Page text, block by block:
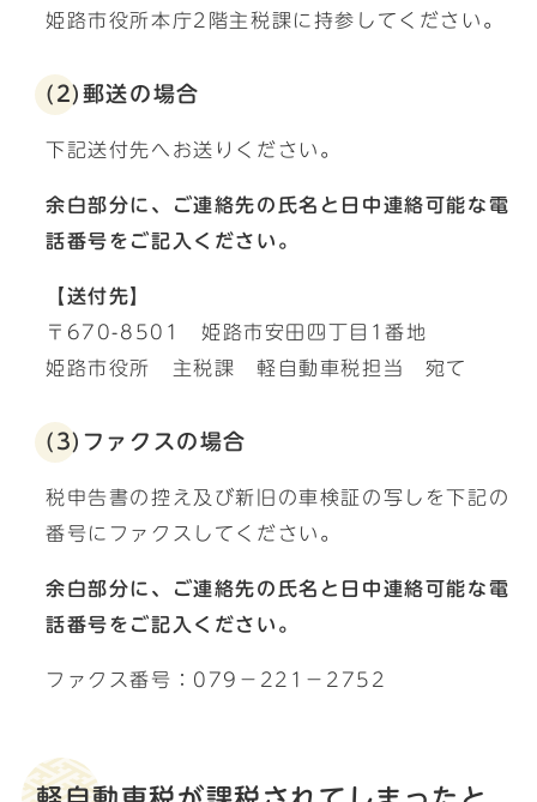
姫路市役所本庁2階主税課に持参してください。
(2)郵送の場合
下記送付先へお送りください。
余白部分に、ご連絡先の氏名と日中連絡可能な電
話番号をご記入ください。
【送付先】
〒670-8501 姫路市安田四丁目1番地
姫路市役所 主税課 軽自動車税担当 宛て
(3)ファクスの場合
税申告書の控え及び新旧の車検証の写しを下記の
番号にファクスしてください。
余白部分に、ご連絡先の氏名と日中連絡可能な電
話番号をご記入ください。
ファクス番号：079－221－2752